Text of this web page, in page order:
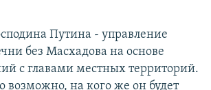
Путина - управление
без Масхадова на основе
с главами местных территорий.
возможно, на кого же он будет